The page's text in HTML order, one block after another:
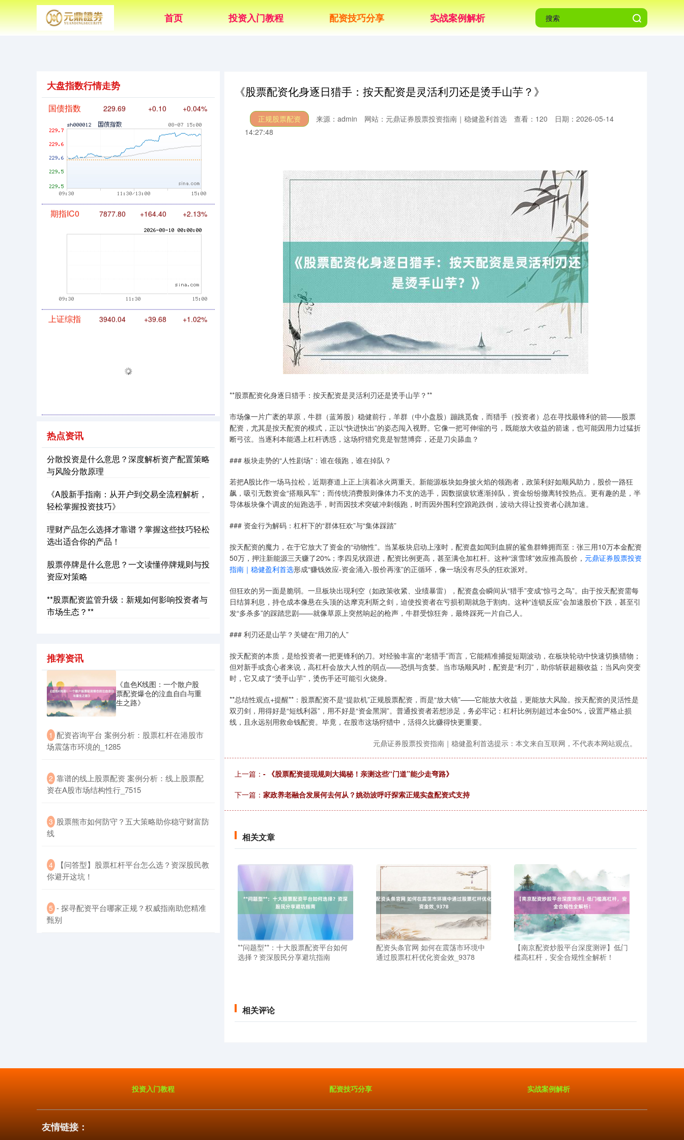
首页 投资入门教程 配资技巧分享 实战案例解析
《股票配资化身逐日猎手：按天配资是灵活利刃还是烫手山芋？》
正规股票配资 来源：admin 网站：元鼎证券股票投资指南｜稳健盈利首选 查看：120
日期：2026-05-14
14:27:48
**股票配资化身逐日猎手：按天配资是灵活利刃还是烫手山芋？**
市场像一片广袤的草原，牛群（蓝筹股）稳健前行，羊群（中小盘股）蹦跳觅食，而猎手（投资者）总在寻找最锋利的箭——股票
配资，尤其是按天配资的模式，正以“快进快出”的姿态闯入视野。它像一把可伸缩的弓，既能放大收益的箭速，也可能因用力过猛折
断弓弦。当逐利本能遇上杠杆诱惑，这场狩猎究竟是智慧博弈，还是刀尖舔血？
### 板块走势的“人性剧场”：谁在领跑，谁在掉队？
若把A股比作一场马拉松，近期赛道上正上演着冰火两重天。新能源板块如身披火焰的领跑者，政策利好如顺风助力，股价一路狂
飙，吸引无数资金“搭顺风车”；而传统消费股则像体力不支的选手，因数据疲软逐渐掉队，资金纷纷撤离转投热点。更有趣的是，半
导体板块像个调皮的短跑选手，时而因技术突破冲刺领跑，时而因外围利空踉跄跌倒，波动大得让投资者心跳加速。
### 资金行为解码：杠杆下的“群体狂欢”与“集体踩踏”
按天配资的魔力，在于它放大了资金的“动物性”。当某板块启动上涨时，配资盘如闻到血腥的鲨鱼群蜂拥而至：张三用10万本金配资
50万，押注新能源三天赚了20%；李四见状跟进，配资比例更高，甚至满仓加杠杆。这种“滚雪球”效应推高股价， 元鼎证券股票投资
指南｜稳健盈利首选形成“赚钱效应-资金涌入-股价再涨”的正循环，像一场没有尽头的狂欢派对。
但狂欢的另一面是脆弱。一旦板块出现利空（如政策收紧、业绩暴雷），配资盘会瞬间从“猎手”变成“惊弓之鸟”。由于按天配资需每
日结算利息，持仓成本像悬在头顶的达摩克利斯之剑，迫使投资者在亏损初期就急于割肉。这种“连锁反应”会加速股价下跌，甚至引
发“多杀多”的踩踏悲剧——就像草原上突然响起的枪声，牛群受惊狂奔，最终踩死一片自己人。
### 利刃还是山芋？关键在“用刀的人”
按天配资的本质，是给投资者一把更锋利的刀。对经验丰富的“老猎手”而言，它能精准捕捉短期波动，在板块轮动中快速切换猎物；
但对新手或贪心者来说，高杠杆会放大人性的弱点——恐惧与贪婪。当市场顺风时，配资是“利刃”，助你斩获超额收益；当风向突变
时，它又成了“烫手山芋”，烫伤手还可能引火烧身。
**总结性观点+提醒**：股票配资不是“提款机”正规股票配资，而是“放大镜”——它能放大收益，更能放大风险。按天配资的灵活性是
双刃剑，用得好是“短线利器”，用不好是“资金黑洞”。普通投资者若想涉足，务必牢记：杠杆比例别超过本金50%，设置严格止损
线，且永远别用救命钱配资。毕竟，在股市这场狩猎中，活得久比赚得快更重要。
元鼎证券股票投资指南｜稳健盈利首选提示：本文来自互联网，不代表本网站观点。
上一篇： - 《股票配资提现规则大揭秘！亲测这些“门道”能少走弯路》
下一篇： 家政养老融合发展何去何从？姚劲波呼吁探索正规实盘配资式支持
相关文章
**问题型**：十大股票配资平台如何
选择？资深股民分享避坑指南
配资头条官网 如何在震荡市环境中
通过股票杠杆优化资金效_9378
【南京配资炒股平台深度测评】低门
槛高杠杆，安全合规性全解析！
相关评论
大盘指数行情走势
基金指数 7242.10 +12.30 +0.17%
国债指数 229.69 +0.04%
+164.40 +2.13%
深证成指
沪深300 4694.44
北证50
基金指数 7242.10 +12.30 +0.17%
热点资讯
分散投资是什么意思？深度解析资产配置策略
与风险分散原理
《A股新手指南：从开户到交易全流程解析，
轻松掌握投资技巧》
理财产品怎么选择才靠谱？掌握这些技巧轻松
选出适合你的产品！
股票停牌是什么意思？一文读懂停牌规则与投
资应对策略
**股票配资监管升级：新规如何影响投资者与
市场生态？**
推荐资讯
《血色K线图：一个散户股
票配资爆仓的泣血自白与重
生之路》
1 ​配资咨询平台 案例分析：股票杠杆在港股市
场震荡市环境的_1285
2 ​靠谱的线上股票配资 案例分析：线上股票配
资在A股市场结构性行_7515
3 ​股票熊市如何防守？五大策略助你稳守财富防
线
4
​【问答型】股票杠杆平台怎么选？资深股民教
你避开这坑！
5 ​- 探寻配资平台哪家正规？权威指南助您精准
甄别
投资入门教程 配资技巧分享 实战案例解析
友情链接：